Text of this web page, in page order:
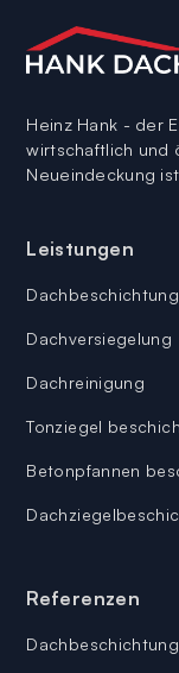
Heinz Hank - der
wirtschaftlich und
Neueindeckung
Leistungen
Dachbeschichtung
Dachversiegelung
Dachreinigung
Tonziegel
Betonpfannen
Referenzen